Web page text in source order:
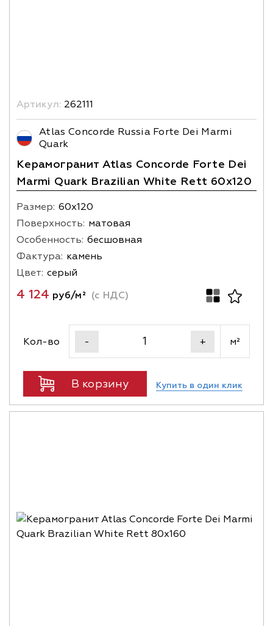
Артикул: 262111
Atlas Concorde Russia Forte Dei Marmi
Quark
Керамогранит Atlas Concorde Forte Dei
Marmi Quark Brazilian White Rett 60x120
Размер: 60х120
Поверхность: матовая
Особенность: бесшовная
Фактура: камень
Цвет: серый
4 124 руб/м² (с НДС)
Кол-во - + м²
В корзину Купить в один клик